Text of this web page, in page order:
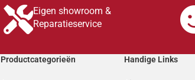
Eigen showroom &
Reparatieservice
Productcategorieën Handige Links